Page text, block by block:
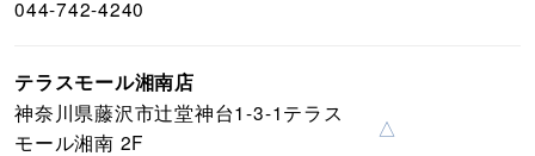
044-742-4240
テラスモール湘南店
神奈川県藤沢市辻堂神台1-3-1テラス
モール湘南 2F
△